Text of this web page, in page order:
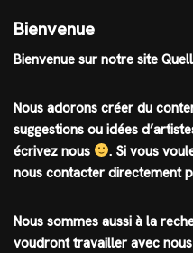
Bienvenue
Bienvenue sur notre site
Nous adorons créer du
suggestions ou idées
écrivez nous
. Si vous
nous contacter directement
Nous sommes aussi à la
voudront travailler avec